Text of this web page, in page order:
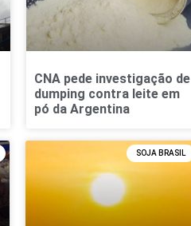
CNA pede investigação de
dumping contra leite em
pó da Argentina
SOJA BRASIL